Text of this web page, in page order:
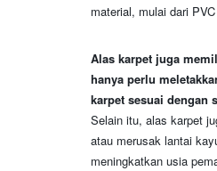
material, mulai dari
Alas karpet juga
hanya perlu
karpet sesuai dengan
Selain itu, alas karpet
atau merusak lantai
meningkatkan usia